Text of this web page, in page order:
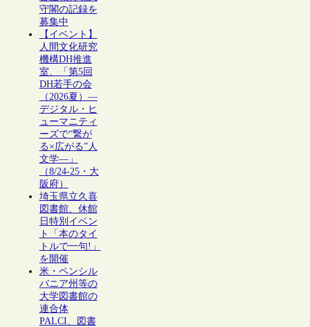
守閣の記録を
募集中
【イベント】
人間文化研究
機構DH推進
室、「第5回
DH若手の会
（2026夏）―
デジタル・ヒ
ューマニティ
ーズで“繋が
る×広がる”人
文学―」
（8/24-25・大
阪府）
埼玉県立久喜
図書館、休館
日特別イベン
ト「本のタイ
トルで一句!」
を開催
米・ペンシル
バニア州等の
大学図書館の
連合体
PALCI、図書